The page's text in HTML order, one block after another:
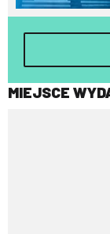
MIEJSCE